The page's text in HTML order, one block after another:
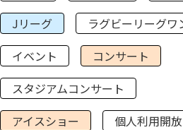
Jリーグ
ラグビーリーグワ
イベント
コンサート
スタジアムコンサート
アイスショー
個人利用開